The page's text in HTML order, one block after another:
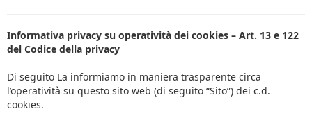
Informativa privacy su operatività dei cookies – Art. 13 e 122
del Codice della privacy
Di seguito La informiamo in maniera trasparente circa
l’operatività su questo sito web (di seguito “Sito”) dei c.d.
cookies.